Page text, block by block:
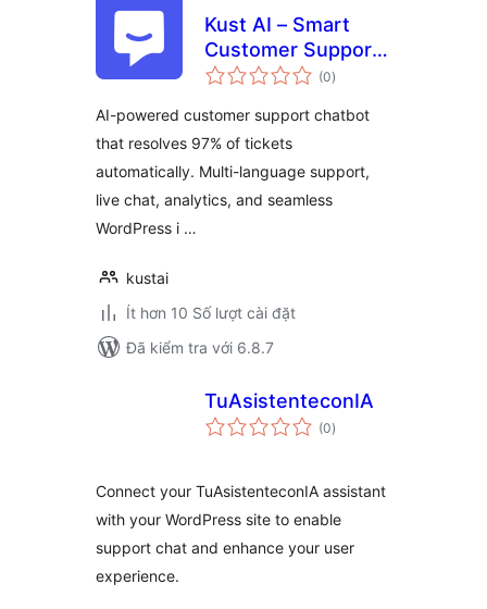
Kust AI – Smart
Customer Support
Chatbot & Help
(0tổng
đánh
)
AI-powered customer support chatbot
that resolves 97% of tickets
automatically. Multi-language support,
live chat, analytics, and seamless
WordPress i …
kustai
Ít hơn 10 Số lượt cài đặt
Đã kiểm tra với 6.8.7
TuAsistenteconIA
(0tổng
đánh
)
Connect your TuAsistenteconIA assistant
with your WordPress site to enable
support chat and enhance your user
experience.